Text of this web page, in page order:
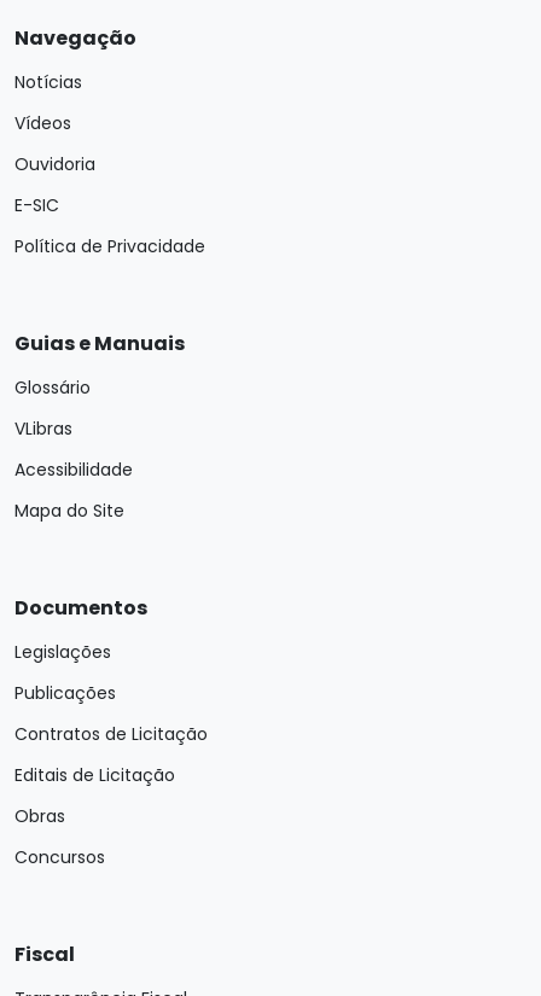
Navegação
Notícias
Vídeos
Ouvidoria
E-SIC
Política de Privacidade
Guias e Manuais
Glossário
VLibras
Acessibilidade
Mapa do Site
Documentos
Legislações
Publicações
Contratos de Licitação
Editais de Licitação
Obras
Concursos
Fiscal